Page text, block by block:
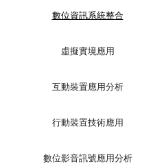
數位資訊系統整合
虛擬實境應用
互動裝置應用分析
行動裝置技術應用
數位影音訊號應用分析